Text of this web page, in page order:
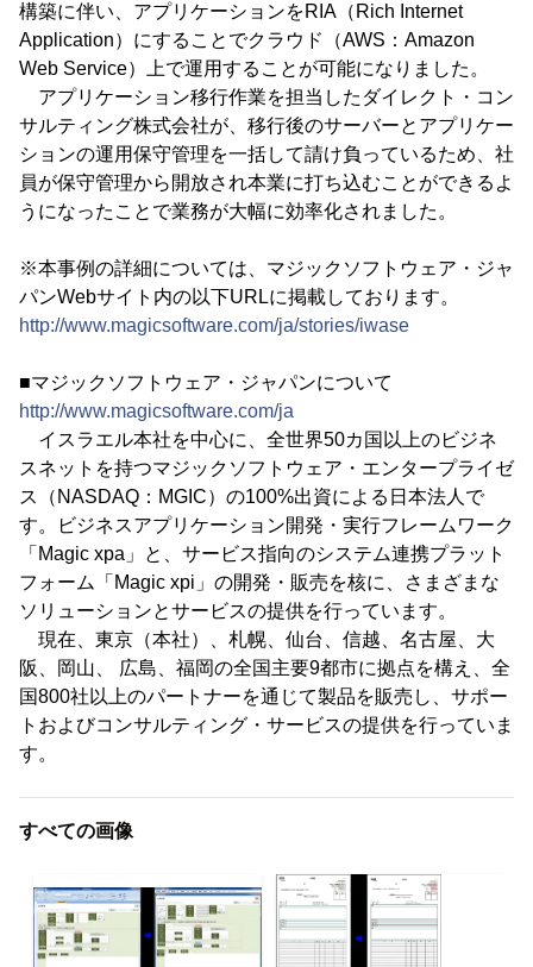
構築に伴い、アプリケーションをRIA（Rich Internet
Application）にすることでクラウド（AWS：Amazon
Web Service）上で運用することが可能になりました。
アプリケーション移行作業を担当したダイレクト・コン
サルティング株式会社が、移行後のサーバーとアプリケー
ションの運用保守管理を一括して請け負っているため、社
員が保守管理から開放され本業に打ち込むことができるよ
うになったことで業務が大幅に効率化されました。
※本事例の詳細については、マジックソフトウェア・ジャ
パンWebサイト内の以下URLに掲載しております。
http://www.magicsoftware.com/ja/stories/iwase
■マジックソフトウェア・ジャパンについて
http://www.magicsoftware.com/ja
イスラエル本社を中心に、全世界50カ国以上のビジネ
スネットを持つマジックソフトウェア・エンタープライゼ
ス（NASDAQ：MGIC）の100%出資による日本法人で
す。ビジネスアプリケーション開発・実行フレームワーク
「Magic xpa」と、サービス指向のシステム連携プラット
フォーム「Magic xpi」の開発・販売を核に、さまざまな
ソリューションとサービスの提供を行っています。
現在、東京（本社）、札幌、仙台、信越、名古屋、大
阪、岡山、 広島、福岡の全国主要9都市に拠点を構え、全
国800社以上のパートナーを通じて製品を販売し、サポー
トおよびコンサルティング・サービスの提供を行っていま
す。
すべての画像